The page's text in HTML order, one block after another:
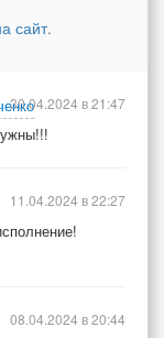
сайт.
30.04.2024 в 21:47
11.04.2024 в 22:27
08.04.2024 в 20:44